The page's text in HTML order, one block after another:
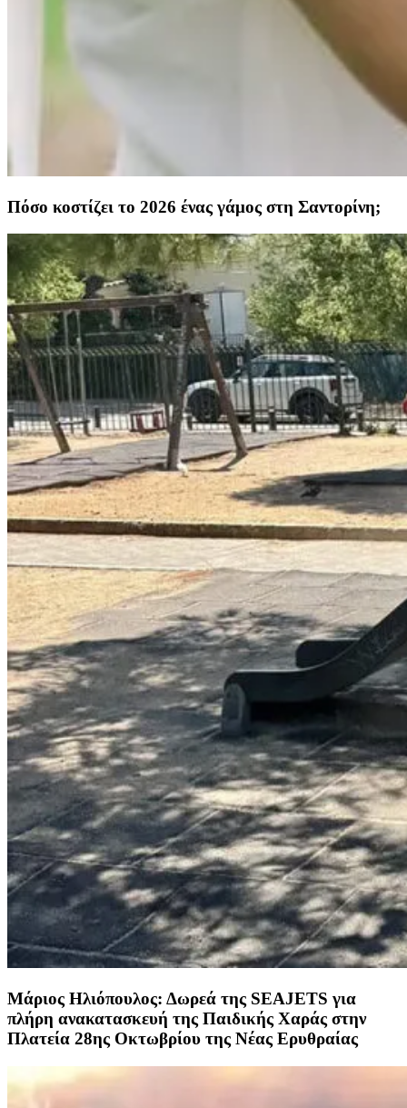
Πόσο κοστίζει το 2026 ένας γάμος στη Σαντορίνη;
Μάριος Ηλιόπουλος: Δωρεά της SEAJETS για
πλήρη ανακατασκευή της Παιδικής Χαράς στην
Πλατεία 28ης Οκτωβρίου της Νέας Ερυθραίας